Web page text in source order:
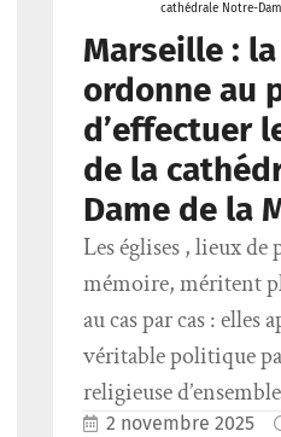
cathédrale Notre-
Marseille :
ordonne au
d’effectuer
de la
Dame de la
Les églises , lieux de
mémoire, méritent
au cas par cas : elles
véritable politique
religieuse d’ensemble
2 novembre 2025